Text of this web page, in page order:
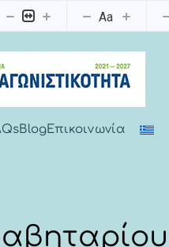
Aa
BlogΕπικοινωνία